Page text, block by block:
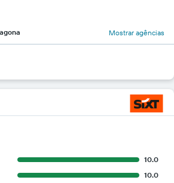
Mostrar agências
10.0
10.0